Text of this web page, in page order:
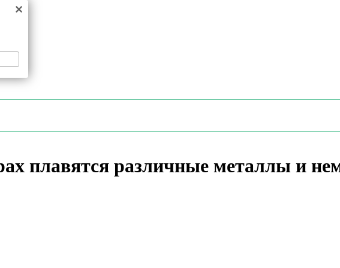
плавятся различные металлы и